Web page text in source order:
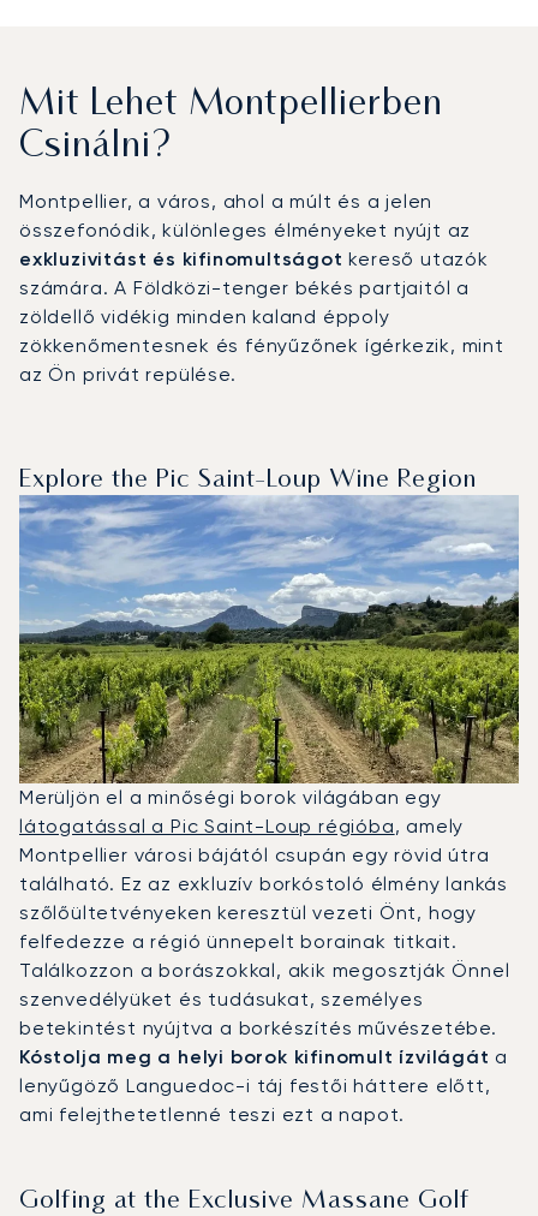
Mit Lehet Montpellierben
Csinálni?
Montpellier, a város, ahol a múlt és a jelen
összefonódik, különleges élményeket nyújt az
exkluzivitást és kifinomultságot kereső utazók
számára. A Földközi-tenger békés partjaitól a
zöldellő vidékig minden kaland éppoly
zökkenőmentesnek és fényűzőnek ígérkezik, mint
az Ön privát repülése.
Explore the Pic Saint-Loup Wine Region
Merüljön el a minőségi borok világában egy
látogatással a Pic Saint-Loup régióba, amely
Montpellier városi bájától csupán egy rövid útra
található. Ez az exkluzív borkóstoló élmény lankás
szőlőültetvényeken keresztül vezeti Önt, hogy
felfedezze a régió ünnepelt borainak titkait.
Találkozzon a borászokkal, akik megosztják Önnel
szenvedélyüket és tudásukat, személyes
betekintést nyújtva a borkészítés művészetébe.
Kóstolja meg a helyi borok kifinomult ízvilágát a
lenyűgöző Languedoc-i táj festői háttere előtt,
ami felejthetetlenné teszi ezt a napot.
Golfing at the Exclusive Massane Golf